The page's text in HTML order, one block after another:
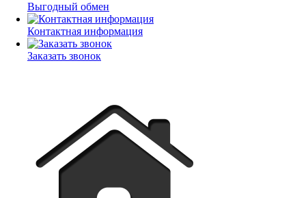
Выгодный обмен
Контактная информация
Заказать звонок